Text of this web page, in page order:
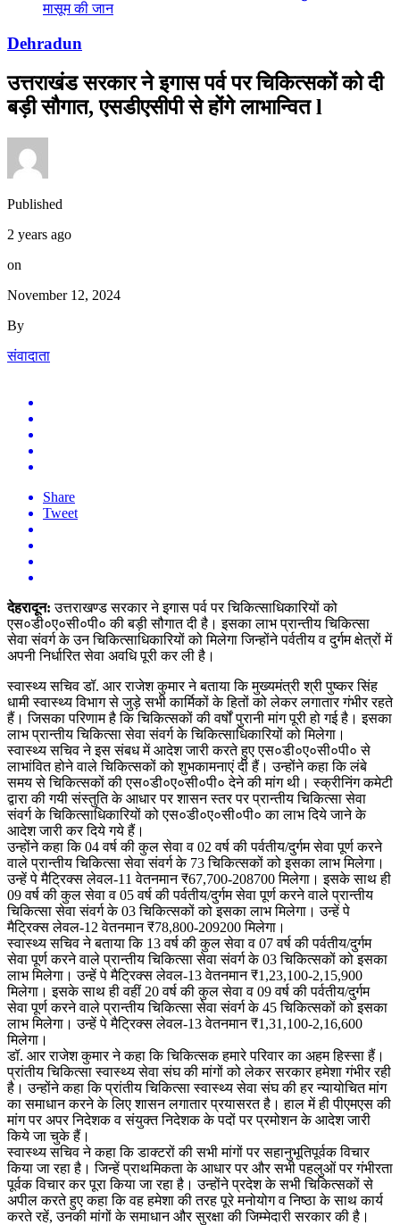
मासूम की जान
Dehradun
उत्तराखंड सरकार ने इगास पर्व पर चिकित्सकों को दी
बड़ी सौगात, एसडीएसीपी से होंगे लाभान्वित l
Published
2 years ago
on
November 12, 2024
By
संवादाता
Share
Tweet
देहरादून: उत्तराखण्ड सरकार ने इगास पर्व पर चिकित्साधिकारियों को
एस०डी०ए०सी०पी० की बड़ी सौगात दी है। इसका लाभ प्रान्तीय चिकित्सा
सेवा संवर्ग के उन चिकित्साधिकारियों को मिलेगा जिन्होंने पर्वतीय व दुर्गम क्षेत्रों में
अपनी निर्धारित सेवा अवधि पूरी कर ली है।
स्वास्थ्य सचिव डॉ. आर राजेश कुमार ने बताया कि मुख्यमंत्री श्री पुष्कर सिंह
धामी स्वास्थ्य विभाग से जुड़े सभी कार्मिकों के हितों को लेकर लगातार गंभीर रहते
हैं। जिसका परिणाम है कि चिकित्सकों की वर्षों पुरानी मांग पूरी हो गई है। इसका
लाभ प्रान्तीय चिकित्सा सेवा संवर्ग के चिकित्साधिकारियों को मिलेगा।
स्वास्थ्य सचिव ने इस संबध में आदेश जारी करते हुए एस०डी०ए०सी०पी० से
लाभांवित होने वाले चिकित्सकों को शुभकामनाएं दी हैं। उन्होंने कहा कि लंबे
समय से चिकित्सकों की एस०डी०ए०सी०पी० देने की मांग थी। स्क्रीनिंग कमेटी
द्वारा की गयी संस्तुति के आधार पर शासन स्तर पर प्रान्तीय चिकित्सा सेवा
संवर्ग के चिकित्साधिकारियों को एस०डी०ए०सी०पी० का लाभ दिये जाने के
आदेश जारी कर दिये गये हैं।
उन्होंने कहा कि 04 वर्ष की कुल सेवा व 02 वर्ष की पर्वतीय/दुर्गम सेवा पूर्ण करने
वाले प्रान्तीय चिकित्सा सेवा संवर्ग के 73 चिकित्सकों को इसका लाभ मिलेगा।
उन्हें पे मैट्रिक्स लेवल-11 वेतनमान ₹67,700-208700 मिलेगा। इसके साथ ही
09 वर्ष की कुल सेवा व 05 वर्ष की पर्वतीय/दुर्गम सेवा पूर्ण करने वाले प्रान्तीय
चिकित्सा सेवा संवर्ग के 03 चिकित्सकों को इसका लाभ मिलेगा। उन्हें पे
मैट्रिक्स लेवल-12 वेतनमान ₹78,800-209200 मिलेगा।
स्वास्थ्य सचिव ने बताया कि 13 वर्ष की कुल सेवा व 07 वर्ष की पर्वतीय/दुर्गम
सेवा पूर्ण करने वाले प्रान्तीय चिकित्सा सेवा संवर्ग के 03 चिकित्सकों को इसका
लाभ मिलेगा। उन्हें पे मैट्रिक्स लेवल-13 वेतनमान ₹1,23,100-2,15,900
मिलेगा। इसके साथ ही वहीं 20 वर्ष की कुल सेवा व 09 वर्ष की पर्वतीय/दुर्गम
सेवा पूर्ण करने वाले प्रान्तीय चिकित्सा सेवा संवर्ग के 45 चिकित्सकों को इसका
लाभ मिलेगा। उन्हें पे मैट्रिक्स लेवल-13 वेतनमान ₹1,31,100-2,16,600
मिलेगा।
डॉ. आर राजेश कुमार ने कहा कि चिकित्सक हमारे परिवार का अहम हिस्सा हैं।
प्रांतीय चिकित्सा स्वास्थ्य सेवा संघ की मांगों को लेकर सरकार हमेशा गंभीर रही
है। उन्होंने कहा कि प्रांतीय चिकित्सा स्वास्थ्य सेवा संघ की हर न्यायोचित मांग
का समाधान करने के लिए शासन लगातार प्रयासरत है। हाल में ही पीएमएस की
मांग पर अपर निदेशक व संयुक्त निदेशक के पदों पर प्रमोशन के आदेश जारी
किये जा चुके हैं।
स्वास्थ्य सचिव ने कहा कि डाक्टरों की सभी मांगों पर सहानुभूतिपूर्वक विचार
किया जा रहा है। जिन्हें प्राथमिकता के आधार पर और सभी पहलुओं पर गंभीरता
पूर्वक विचार कर पूरा किया जा रहा है। उन्होंने प्रदेश के सभी चिकित्सकों से
अपील करते हुए कहा कि वह हमेशा की तरह पूरे मनोयोग व निष्ठा के साथ कार्य
करते रहें, उनकी मांगों के समाधान और सुरक्षा की जिम्मेदारी सरकार की है।